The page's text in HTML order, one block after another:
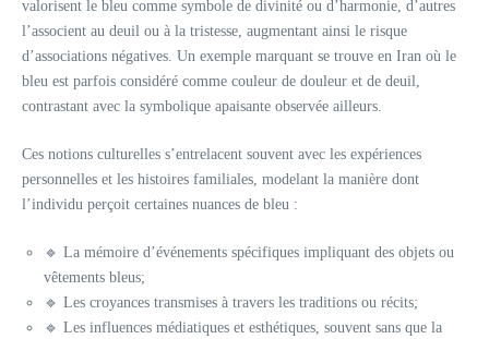
valorisent le bleu comme symbole de divinité ou d’harmonie, d’autres
l’associent au deuil ou à la tristesse, augmentant ainsi le risque
d’associations négatives. Un exemple marquant se trouve en Iran où le
bleu est parfois considéré comme couleur de douleur et de deuil,
contrastant avec la symbolique apaisante observée ailleurs.
Ces notions culturelles s’entrelacent souvent avec les expériences
personnelles et les histoires familiales, modelant la manière dont
l’individu perçoit certaines nuances de bleu :
🔹 La mémoire d’événements spécifiques impliquant des objets ou
vêtements bleus;
🔹 Les croyances transmises à travers les traditions ou récits;
🔹 Les influences médiatiques et esthétiques, souvent sans que la